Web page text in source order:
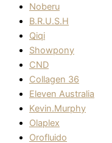
Noberu
B.R.U.S.H
Qiqi
Showpony
CND
Collagen 36
Eleven Australia
Kevin.Murphy
Olaplex
Orofluido